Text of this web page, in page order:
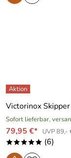
Victorinox
Sofort lieferbar,
79,95 €* UVP 89,-
***** (6)